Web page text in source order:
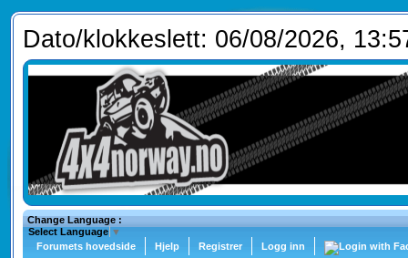
Dato/klokkeslett: 06/08/2026,
Change Language :
Select Language ▼
Forumets hovedside
Hjelp Registrer Logg inn